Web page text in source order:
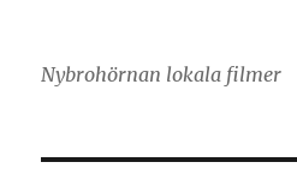
Nybrohörnan lokala filmer